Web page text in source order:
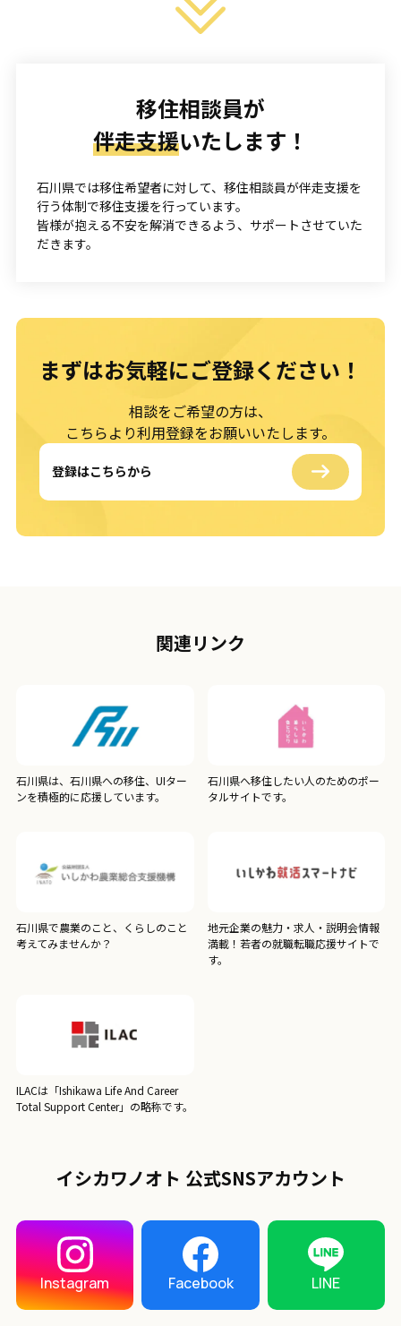
移住相談員が
伴走支援いたします！
石川県では移住希望者に対して、移住相談員が伴走支援を
行う体制で移住支援を行っています。
皆様が抱える不安を解消できるよう、サポートさせていた
だきます。
まずはお気軽にご登録ください！
相談をご希望の方は、
こちらより利用登録をお願いいたします。
登録はこちらから
関連リンク
石川県は、石川県への移住、UIター
ンを積極的に応援しています。
石川県へ移住したい人のためのポー
タルサイトです。
石川県で農業のこと、くらしのこと
考えてみませんか？
地元企業の魅力・求人・説明会情報
満載！若者の就職転職応援サイトで
す。
ILACは「Ishikawa Life And Career
Total Support Center」の略称です。
イシカワノオト 公式SNSアカウント
Instagram Facebook LINE